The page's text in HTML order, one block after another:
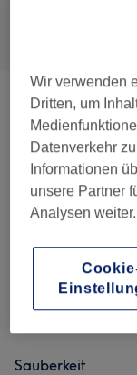
Maniküre &
4,9
Sauberkeit
Wir verwenden
Dritten, um
Datenverkehr
Informationen
unsere Partner
Analysen weiter.